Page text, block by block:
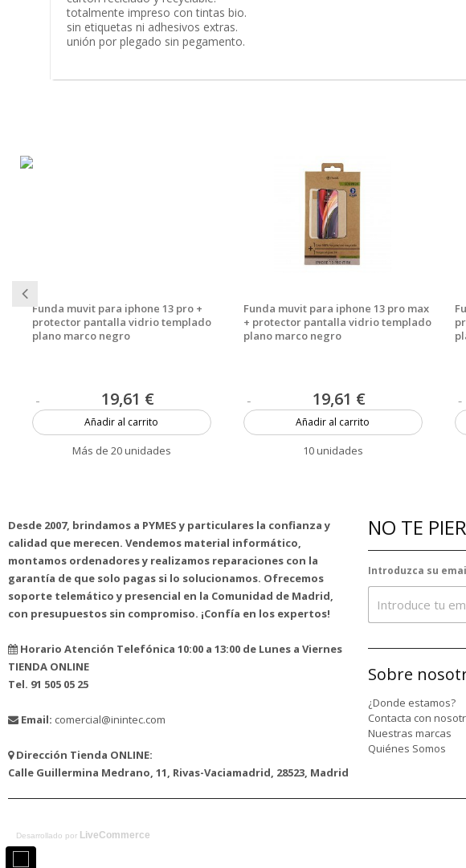
totalmente impreso con tintas bio.
sin etiquetas ni adhesivos extras.
unión por plegado sin pegamento.
Funda muvit para iphone 13 pro +
protector pantalla vidrio templado
plano marco negro
19,61 €
Añadir al carrito
Más de 20 unidades
Funda muvit para iphone 13 pro max
+ protector pantalla vidrio templado
plano marco negro
19,61 €
Añadir al carrito
10 unidades
Desde 2007, brindamos a PYMES y particulares la confianza y
calidad que merecen. Vendemos material informático,
montamos ordenadores y realizamos reparaciones con la
garantía de que solo pagas si lo solucionamos. Ofrecemos
soporte telemático y presencial en la Comunidad de Madrid,
con presupuestos sin compromiso. ¡Confía en los expertos!
Horario Atención Telefónica 10:00 a 13:00 de Lunes a Viernes
TIENDA ONLINE
Tel. 91 505 05 25
Email: comercial@inintec.com
Dirección Tienda ONLINE:
Calle Guillermina Medrano, 11, Rivas-Vaciamadrid, 28523, Madrid
NO TE
Introduzca su
Sobre
¿Donde estamos?
Contacta con
Nuestras marcas
Quiénes Somos
Desarrollado por LiveCommerce